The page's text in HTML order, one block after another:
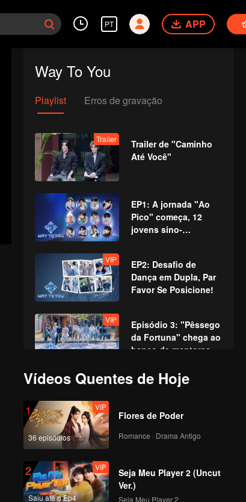
PT APP
Way To You
Playlist Erros de gravação
Trailer
Trailer de "Caminho
Até Você"
EP1: A jornada "Ao
Pico" começa, 12
jovens sino-
primeira vez!
VIP
EP2: Desafio de
Dança em Dupla, Par
Favor Se Posicione!
VIP
Episódio 3: "Pêssego
da Fortuna" chega ao
banco de mentores,
icônicas!
VIP
Episódio 4: Gala de
Talentos em uma
Disputa Épica de
Interpretação
VIP
Avante Sem Medo!
VIP
Vídeos Quentes de Hoje
1
36 episódios
VIP
Flores de Poder
Romance · Drama Antigo
2
Saiu até o Ep4
VIP
Seja Meu Player 2 (Uncut
Ver.)
Seja Meu Player 2